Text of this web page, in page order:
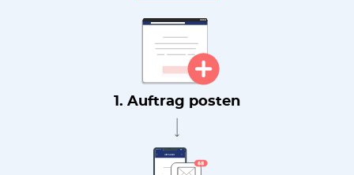
1. Auftrag posten